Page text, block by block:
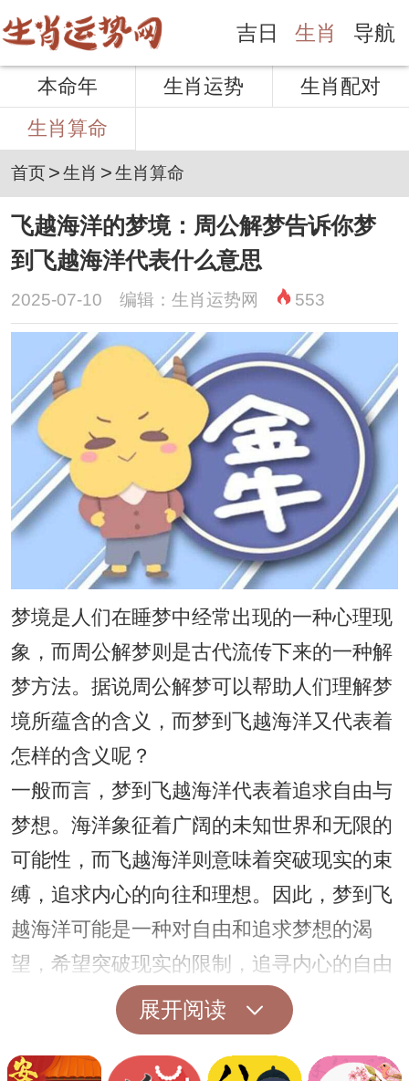
吉日 生肖 导航
本命年 生肖运势
生肖配对
生肖算命
首页>生肖 >生肖算命
飞越海洋的梦境：周公解梦告诉你梦
到飞越海洋代表什么意思
2025-07-10 编辑：生肖运势网 553
梦境是人们在睡梦中经常出现的一种心理现
象，而周公解梦则是古代流传下来的一种解
梦方法。据说周公解梦可以帮助人们理解梦
境所蕴含的含义，而梦到飞越海洋又代表着
怎样的含义呢？
一般而言，梦到飞越海洋代表着追求自由与
梦想。海洋象征着广阔的未知世界和无限的
可能性，而飞越海洋则意味着突破现实的束
缚，追求内心的向往和理想。因此，梦到飞
越海洋可能是一种对自由和追求梦想的渴
望，希望突破现实的限制，追寻内心的自由
另外，梦到飞越海洋还可能暗示着人在现实
生活中面临着挑战和困难。海洋的波涛汹
展开阅读